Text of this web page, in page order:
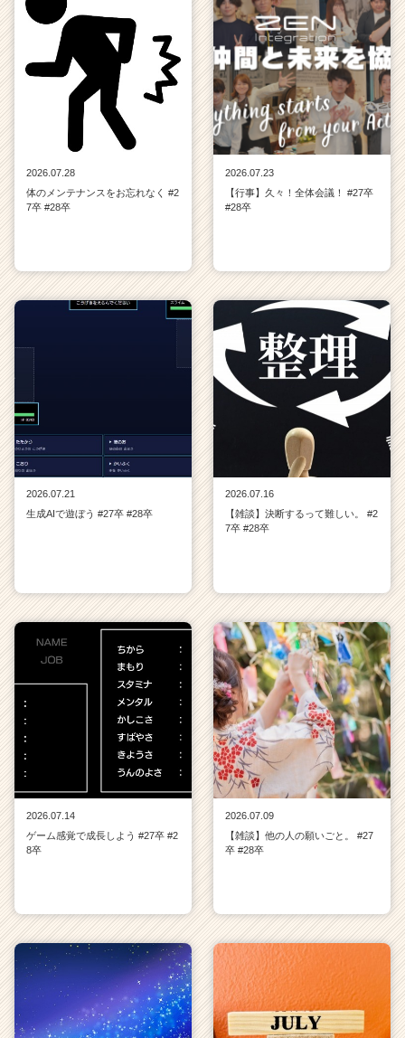
2026.07.28
体のメンテナンスをお忘れなく #2
7卒 #28卒
2026.07.23
【行事】久々！全体会議！ #27卒
#28卒
2026.07.21
生成AIで遊ぼう #27卒 #28卒
2026.07.16
【雑談】決断するって難しい。 #2
7卒 #28卒
2026.07.14
ゲーム感覚で成長しよう #27卒 #2
8卒
2026.07.09
【雑談】他の人の願いごと。 #27
卒 #28卒